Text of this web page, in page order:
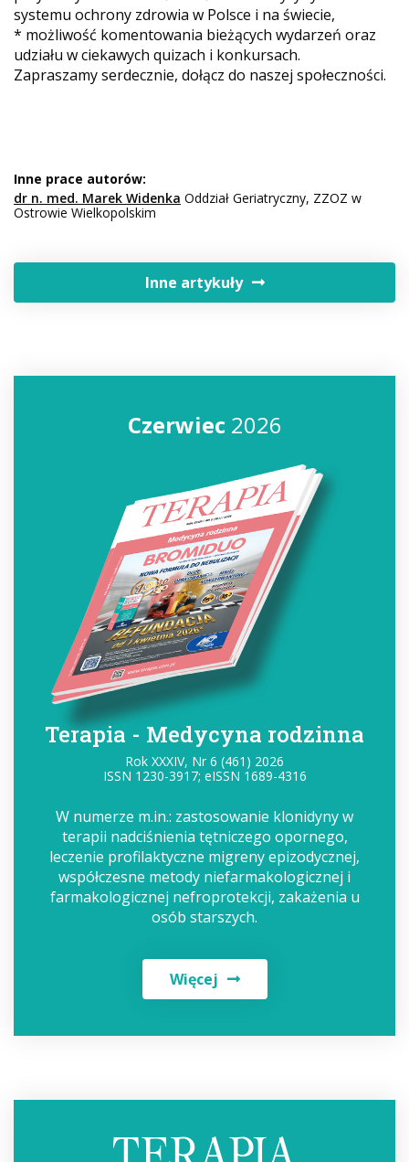
systemu ochrony zdrowia w Polsce i na świecie,
* możliwość komentowania bieżących wydarzeń oraz
udziału w ciekawych quizach i konkursach.
Zapraszamy serdecznie, dołącz do naszej społeczności.
Inne prace autorów:
dr n. med. Marek Widenka Oddział Geriatryczny, ZZOZ w
Ostrowie Wielkopolskim
Inne artykuły
Czerwiec2026
Terapia - Medycyna rodzinna
Rok XXXIV, Nr 6 (461) 2026
ISSN 1230-3917; eISSN 1689-4316
W numerze m.in.: zastosowanie klonidyny w
terapii nadciśnienia tętniczego opornego,
leczenie profilaktyczne migreny epizodycznej,
współczesne metody niefarmakologicznej i
farmakologicznej nefroprotekcji, zakażenia u
osób starszych.
Więcej